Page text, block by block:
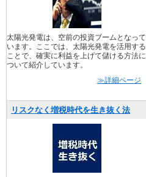
太陽光発電は、空前の投資ブームとなって
います。ここでは、太陽光発電を活用する
ことで、確実に利益を上げて儲ける方法に
ついて紹介しています。
≫詳細ページ
リスクなく増税時代を生き抜く法